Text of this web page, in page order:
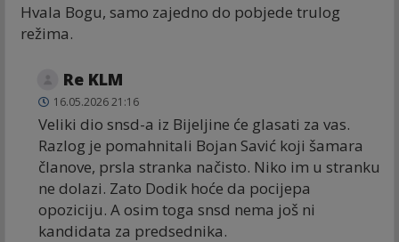
Hvala Bogu, samo zajedno do pobjede trulog
režima.
Re KLM
16.05.2026 21:16
Veliki dio snsd-a iz Bijeljine će glasati za vas.
Razlog je pomahnitali Bojan Savić koji šamara
članove, prsla stranka načisto. Niko im u stranku
ne dolazi. Zato Dodik hoće da pocijepa
opoziciju. A osim toga snsd nema još ni
kandidata za predsednika.